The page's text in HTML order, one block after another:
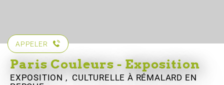
APPELER
Paris Couleurs - Exposition
EXPOSITION , CULTURELLEÀ RÉMALARD EN